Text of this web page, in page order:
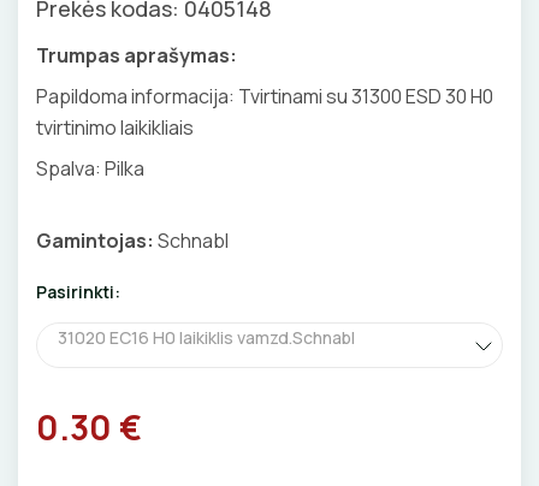
Augalų apšvietimas
Judesio davikliai
Šviestuvų priedai
ANTGALIAI
SANDARIKLIAI
Prekės kodas: 0405148
Trumpas aprašymas:
Papildoma informacija: Tvirtinami su 31300 ESD 30 H0
tvirtinimo laikikliais
Spalva: Pilka
Gamintojas: Schnabl
Pasirinkti:
31020 EC16 H0 laikiklis vamzd.Schnabl
0.30 €